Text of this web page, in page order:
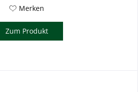
Merken
Zum Produkt